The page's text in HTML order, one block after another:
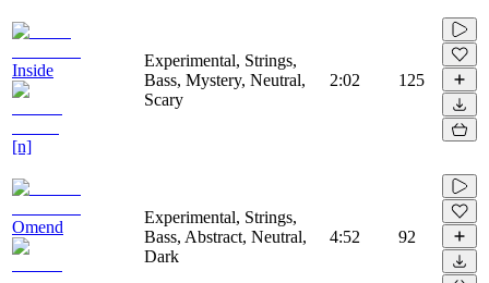
Inside
[n]
Experimental, Strings,
Bass, Mystery, Neutral,
Scary
2:02 125
Omend
Experimental, Strings,
Bass, Abstract, Neutral,
Dark
4:52 92